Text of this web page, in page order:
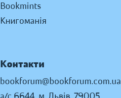
Bookmints
Книгоманія
Контакти
bookforum@bookforum.com.ua